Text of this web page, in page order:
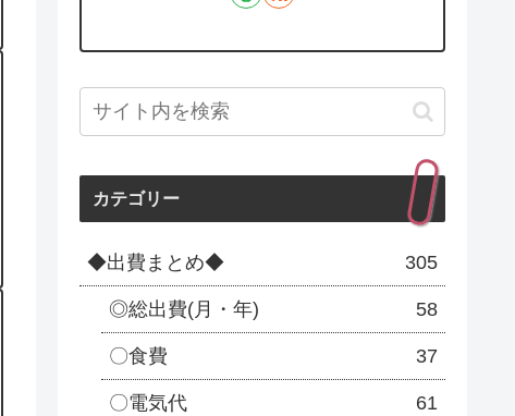
カテゴリー
◆出費まとめ◆ 305
◎総出費(月・年) 58
〇食費 37
〇電気代 61